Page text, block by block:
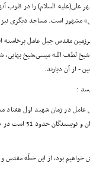
على(علیه السلام) را در
مشهور است. مساجد دیگرى
مقدس جبل عامل
لطف الله میسى،شیخ بهایى،
- از آن دیارند.
:
در زمان شهید اول
بود، از این خطّه مقدس